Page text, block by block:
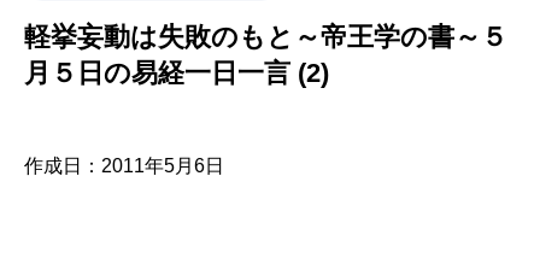
軽挙妄動は失敗のもと～帝王学の書～５
月５日の易経一日一言 (2)
作成日：2011年5月6日